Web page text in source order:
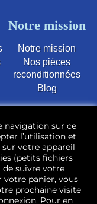
Notre mission
Notre mission
Nos pièces
reconditionnées
Blog
modèles. Plus de
linge, Lave-
Plaques de
aspirateurs,
testées pas nos
navigation sur ce
l’utilisation et
votre appareil
(petits fichiers
suivre votre
votre panier, vous
prochaine visite
Pour en